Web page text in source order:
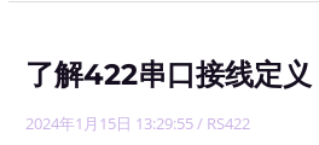
了解422串口接线定义
2024年1月15日 13:29:55/ RS422